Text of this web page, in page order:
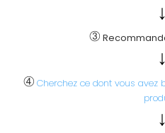
↓
③
↓
④ Cherchez ce dont vous avez
↓